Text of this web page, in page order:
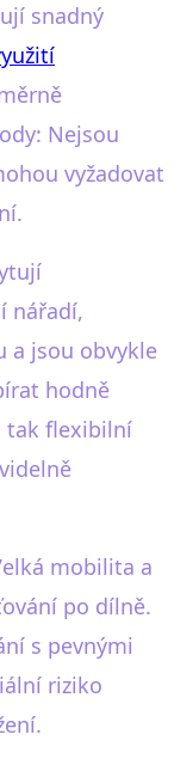
snadný
Nejsou
vyžadovat
nářadí,
a jsou obvykle
hodně
tak flexibilní
mobilita a
po dílně.
s pevnými
riziko